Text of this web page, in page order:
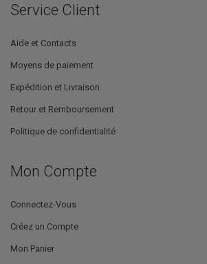
Service Client
Aide et Contacts
Moyens de paiement
Expédition et Livraison
Retour et Remboursement
Politique de confidentialité
Mon Compte
Connectez-Vous
Créez un Compte
Mon Panier